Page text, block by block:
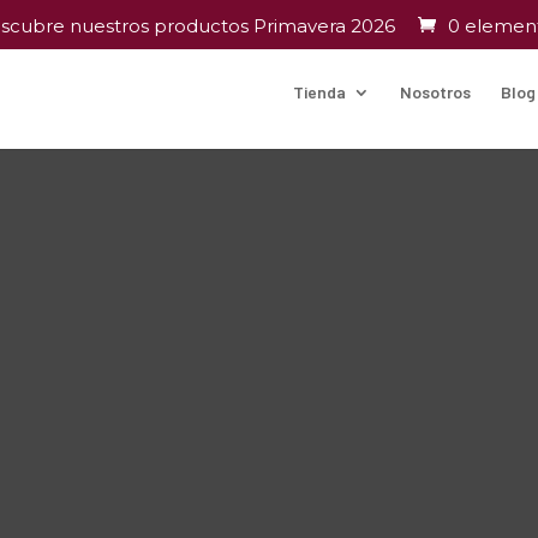
nuestros productos Primavera 2026 0
Tienda Nosotros Blog